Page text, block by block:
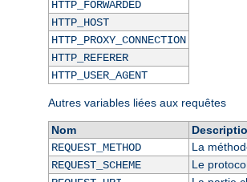
HTTP_FORWARDED
HTTP_HOST
HTTP_PROXY_CONNECTION
HTTP_REFERER
HTTP_USER_AGENT
Autres variables liées aux requêtes
Nom
REQUEST_METHOD
La
REQUEST_SCHEME
Le